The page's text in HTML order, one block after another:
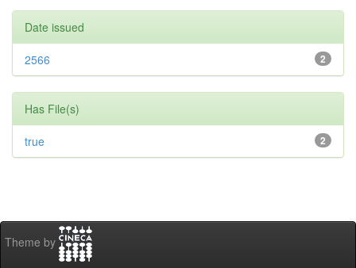
Date issued
2
2566
Has File(s)
2
true
Theme by